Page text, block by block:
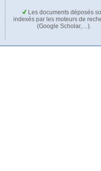
Les documents déposés
indexés par les moteurs de
(Google Scholar,…).